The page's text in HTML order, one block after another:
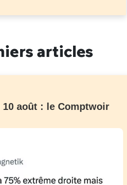
articles
août : le Comptwoir
PARTI
sélection
CONNECTER
PARTI